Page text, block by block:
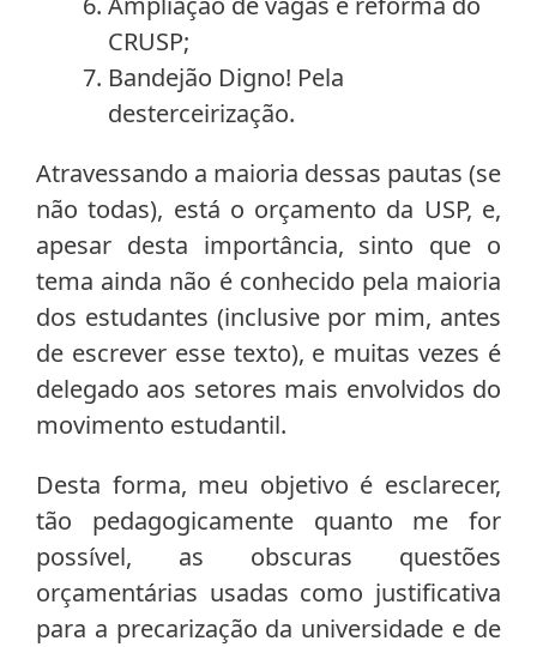
CRUSP;
Bandejão Digno! Pela
desterceirização.
Atravessando a maioria dessas pautas (se
não todas), está o orçamento da USP, e,
apesar desta importância, sinto que o
tema ainda não é conhecido pela maioria
dos estudantes (inclusive por mim, antes
de escrever esse texto), e muitas vezes é
delegado aos setores mais envolvidos do
movimento estudantil.
Desta forma, meu objetivo é esclarecer,
tão pedagogicamente quanto me for
possível, as obscuras questões
orçamentárias usadas como justificativa
para a precarização da universidade e de